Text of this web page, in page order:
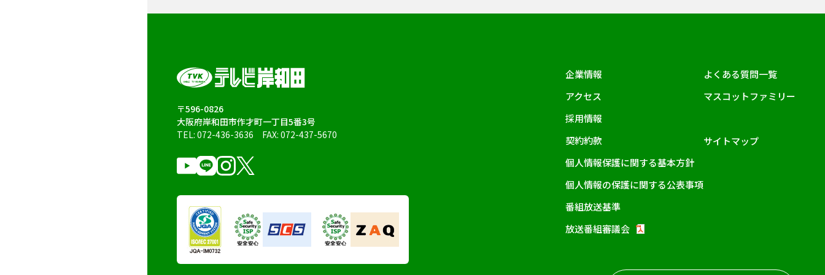
〒596-0826
大阪府岸和田市作才町一丁目5番3号
TEL: 072-436-3636 FAX: 072-437-5670
企業情報
アクセス
採用情報
契約約款
個人情報保護に関する基本方針
個人情報の保護に関する公表事項
番組放送基準
放送番組審議会
よくある質問一覧
マスコットファミリー
サイトマップ